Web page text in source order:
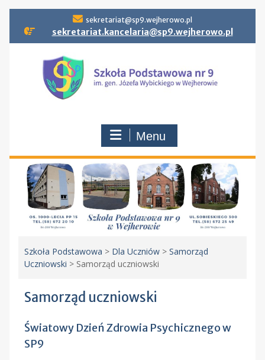
to
sekretariat@sp9.wejherowo.pl
sekretariat.kancelaria@sp9.wejherowo.pl
Menu
Szkoła Podstawowa > Dla Uczniów> Samorząd
Uczniowski > Samorząd uczniowski
Samorząd uczniowski
Światowy Dzień Zdrowia Psychicznego w
SP9